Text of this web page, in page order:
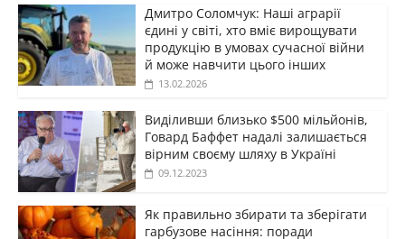
Дмитро Соломчук: Наші аграрії
єдині у світі, хто вміє вирощувати
продукцію в умовах сучасної війни
й може навчити цього інших
13.02.2026
Виділивши близько $500 мільйонів,
Говард Баффет надалі залишається
вірним своєму шляху в Україні
09.12.2023
Як правильно збирати та зберігати
гарбузове насіння: поради